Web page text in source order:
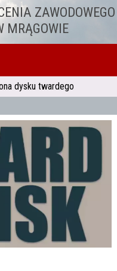
ZAWODOWEGO
MRĄGOWIE
dysku twardego